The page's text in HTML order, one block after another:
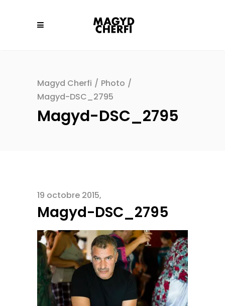
Magyd Cherfi / Photo /
Magyd-DSC_2795
Magyd-DSC_2795
19 octobre 2015
Magyd-DSC_2795